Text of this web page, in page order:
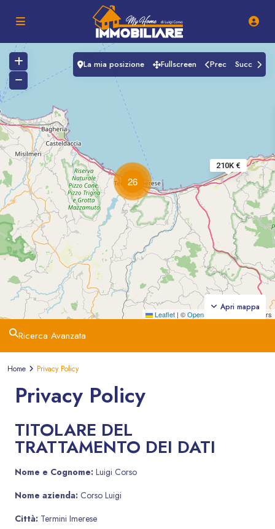
210K €
26
Leaflet | ©OpenStreetMap contributors
Apri mappa
La mia posizione Fullscreen Prec Succ
Ricerca Avanzata
Home Privacy Policy
Privacy Policy
TITOLARE DEL
TRATTAMENTO DEI DATI
Nome e Cognome: Luigi Corso
Nome azienda: Corso Luigi
Città: Termini Imerese